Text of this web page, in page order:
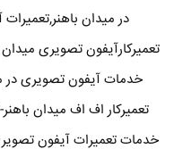
در میدان
تعمیرکارآیفون تصویری
خدمات آیفون تصویری در
تعمیرکار اف اف میدان
خدمات تعمیرات آیفون